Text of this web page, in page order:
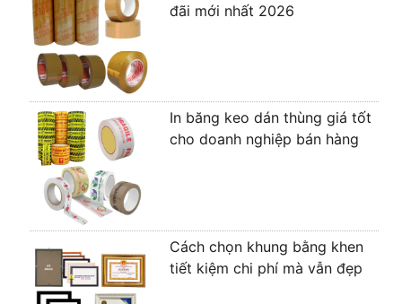
đãi mới nhất 2026
In băng keo dán thùng giá tốt
cho doanh nghiệp bán hàng
Cách chọn khung bằng khen
tiết kiệm chi phí mà vẫn đẹp